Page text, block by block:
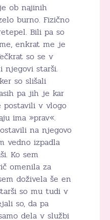
ob najinih
burno. Fizično
Bili pa so
enkrat me je
so se v
njegovi starši.
so slišali
pa jih je kar
postavili v vlogo
ima »prav«.
na njegovo
vedno izpadla
Ko sem
omenila za
doživela še en
so mu tudi v
so, da pa
dela v službi